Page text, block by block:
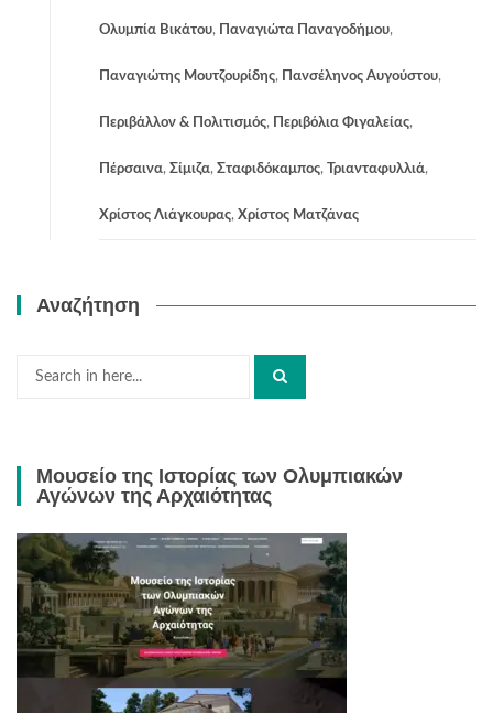
Ολυμπία Βικάτου, Παναγιώτα Παναγοδήμου,
Παναγιώτης Μουτζουρίδης, Πανσέληνος Αυγούστου,
Περιβάλλον & Πολιτισμός, Περιβόλια Φιγαλείας,
Πέρσαινα, Σίμιζα, Σταφιδόκαμπος, Τριανταφυλλιά,
Χρίστος Λιάγκουρας, Χρίστος Ματζάνας
Αναζήτηση
Search
Μουσείο της Ιστορίας των Ολυμπιακών
Αγώνων της Αρχαιότητας